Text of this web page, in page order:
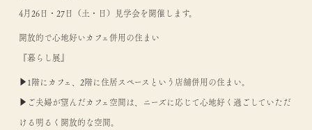
4月26日・27日（土・日）見学会を開催します。
開放的で心地好いカフェ併用の住まい
『暮らし展』
▶1階にカフェ、2階に住居スペースという店舗併用の住まい。
▶ご夫婦が望んだカフェ空間は、ニーズに応じて心地好く過ごしていただ
ける明るく開放的な空間。